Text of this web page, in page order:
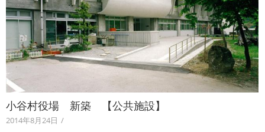
小谷村役場 新築 【公共施設】
2014年8月24日 /